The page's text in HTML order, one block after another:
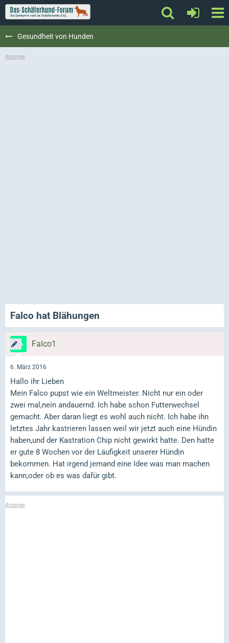
Gesundheit von Hunden
Falco hat Blähungen
Falco1
6. März 2016
Hallo ihr Lieben
Mein Falco pupst wie ein Weltmeister. Nicht nur ein oder
zwei mal,nein andauernd. Ich habe schon Futterwechsel
gemacht. Aber daran liegt es wohl auch nicht. Ich habe ihn
letztes Jahr kastrieren lassen weil wir jetzt auch eine Hündin
haben,und der Kastration Chip nicht gewirkt hatte. Den hatte
er gute 8 Wochen vor der Läufigkeit unserer Hündin
bekommen. Hat irgend jemand eine Idee was man machen
kann,oder ob es was dafür gibt.